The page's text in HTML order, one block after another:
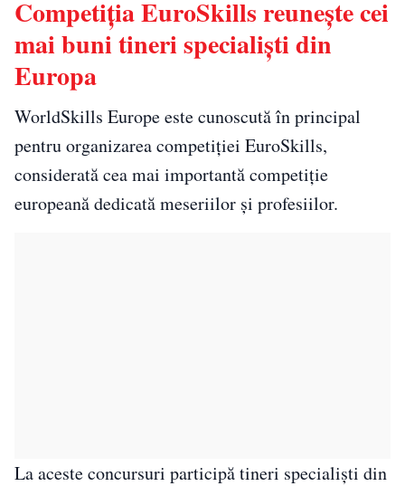
Competiția EuroSkills reunește cei
mai buni tineri specialiști din
Europa
WorldSkills Europe este cunoscută în principal
pentru organizarea competiției EuroSkills,
considerată cea mai importantă competiție
europeană dedicată meseriilor și profesiilor.
La aceste concursuri participă tineri specialiști din